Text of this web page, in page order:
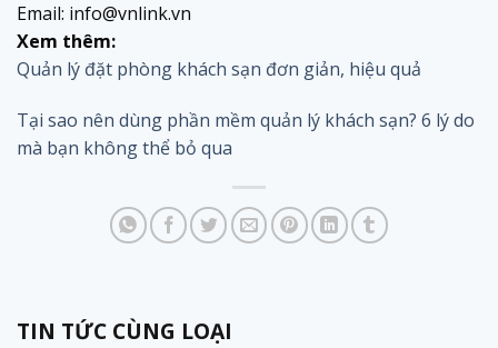
Email: info@vnlink.vn
Xem thêm:
Quản lý đặt phòng khách sạn đơn giản, hiệu quả
Tại sao nên dùng phần mềm quản lý khách sạn? 6 lý do
mà bạn không thể bỏ qua
TIN TỨC CÙNG LOẠI